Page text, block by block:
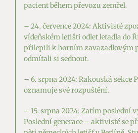
pacient během převozu zemřel.
– 24. července 2024: Aktivisté
vídeňském letišti odlet letadla do
přilepili k horním zavazadlovým
odmítali si sednout.
– 6. srpna 2024: Rakouská sekce
oznamuje své rozpuštění.
– 15. srpna 2024: Zatím poslední
Poslední generace – aktivisté se